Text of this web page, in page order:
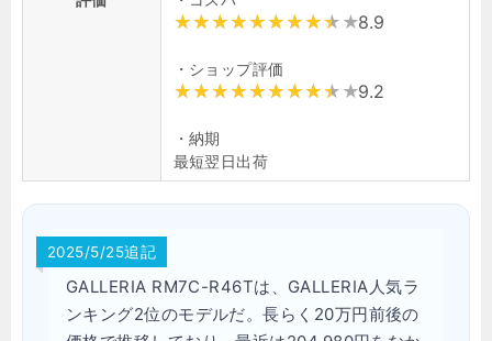
8.9
・ショップ評価
9.2
・納期
最短翌日出荷
2025/5/25追記
GALLERIA RM7C-R46Tは、GALLERIA人気ラ
ンキング2位のモデルだ。長らく20万円前後の